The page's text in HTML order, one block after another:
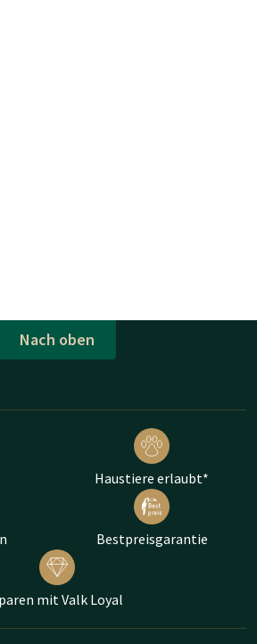
Nach oben
Haustiere erlaubt*
Bestpreisgarantie
mit Valk Loyal